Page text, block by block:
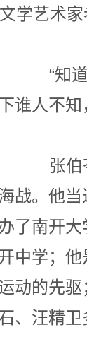
著名文
的，
天下
奇
战。他
了南开
中学；
动的先
、汪精